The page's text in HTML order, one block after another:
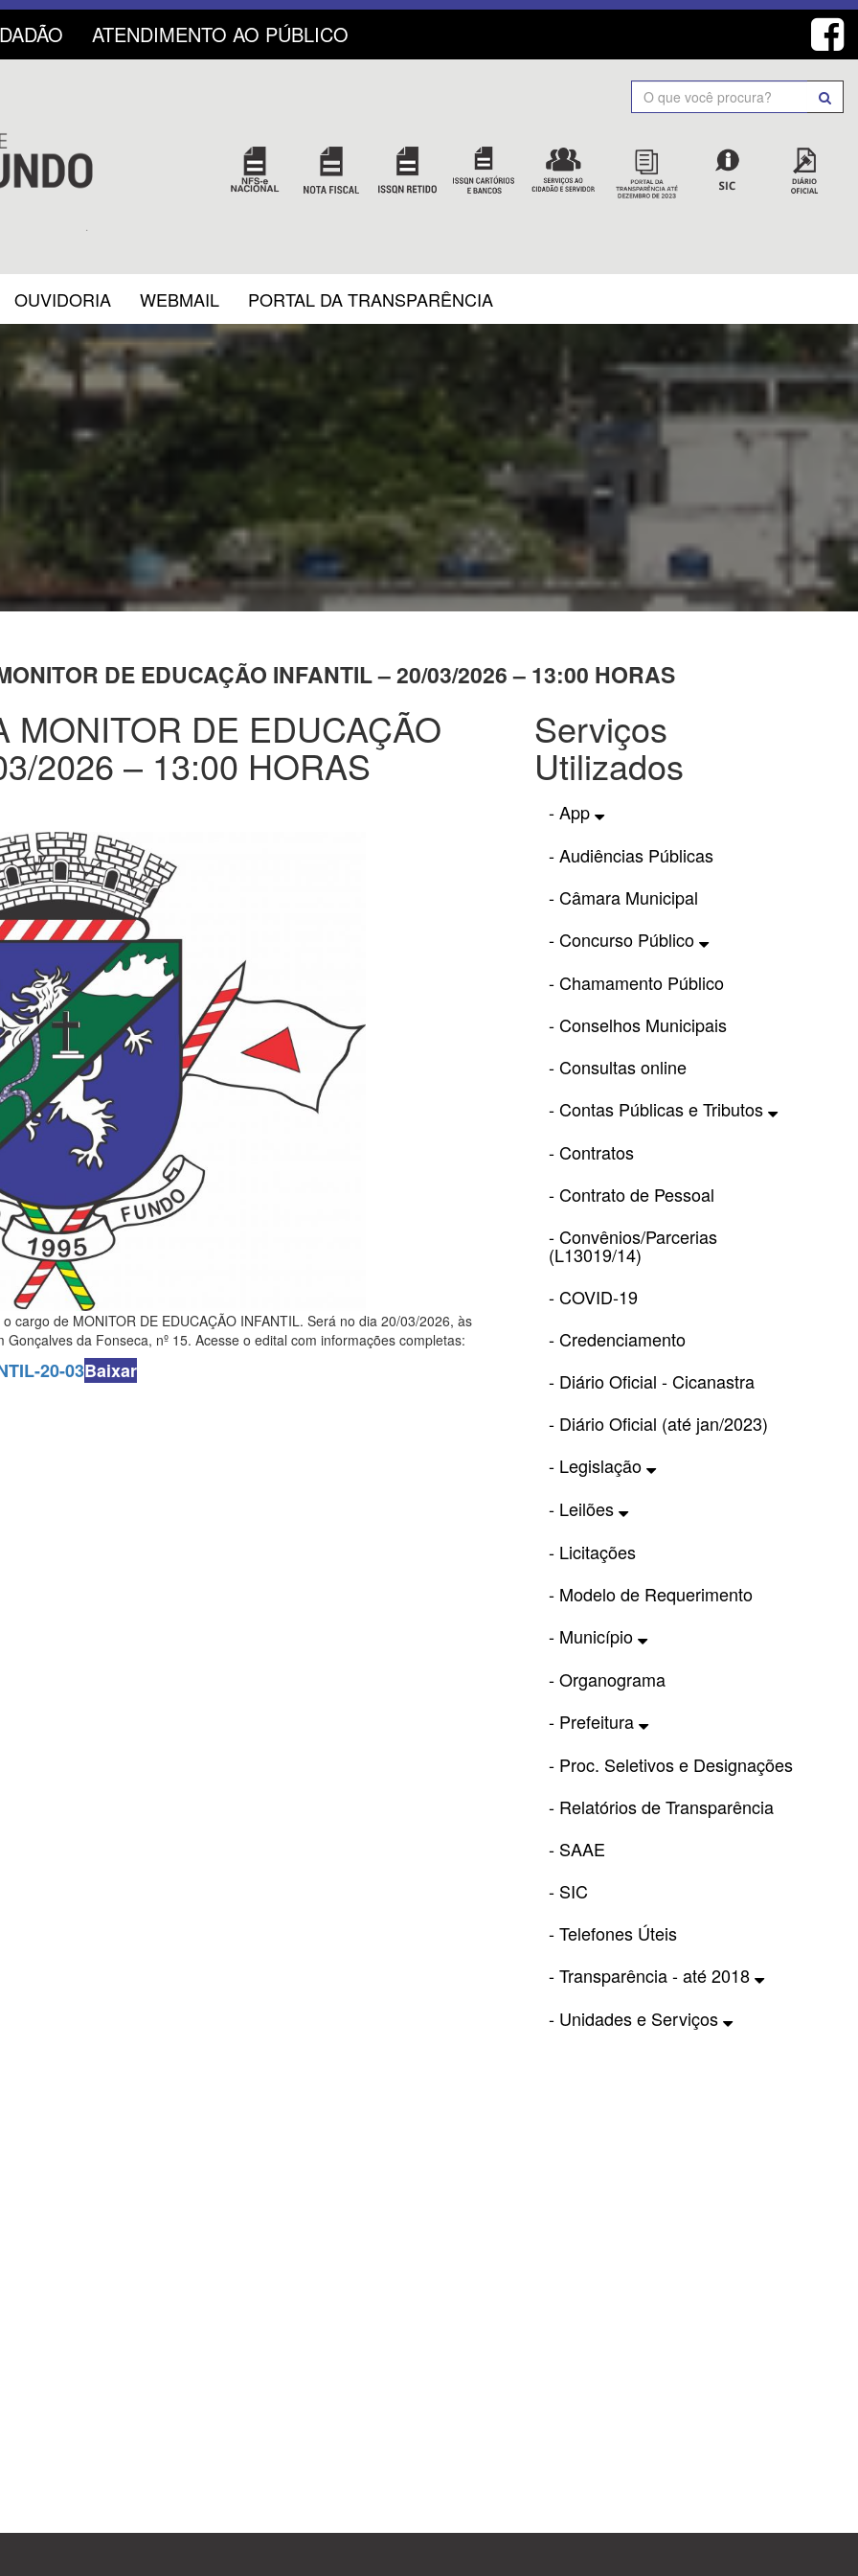
ATENDIMENTO AO PÚBLICO
Search
OUVIDORIA WEBMAIL PORTAL DA TRANSPARÊNCIA
DE EDUCAÇÃO INFANTIL – 20/03/2026 – 13:00 HORAS
MONITOR DE EDUCAÇÃO
2026 – 13:00 HORAS
cargo de MONITOR DE EDUCAÇÃO INFANTIL. Será no dia 20/03/2026, às
da Fonseca, nº 15. Acesse o edital com informações completas:
20-03Baixar
Serviços
Utilizados
- App
- Audiências Públicas
- Câmara Municipal
- Concurso Público
- Chamamento Público
- Conselhos Municipais
- Consultas online
- Contas Públicas e Tributos
- Contratos
- Contrato de Pessoal
- Convênios/Parcerias
(L13019/14)
- COVID-19
- Credenciamento
- Diário Oficial - Cicanastra
- Diário Oficial (até jan/2023)
- Legislação
- Leilões
- Licitações
- Modelo de Requerimento
- Município
- Organograma
- Prefeitura
- Proc. Seletivos e Designações
- Relatórios de Transparência
- SAAE
- SIC
- Telefones Úteis
- Transparência - até 2018
- Unidades e Serviços